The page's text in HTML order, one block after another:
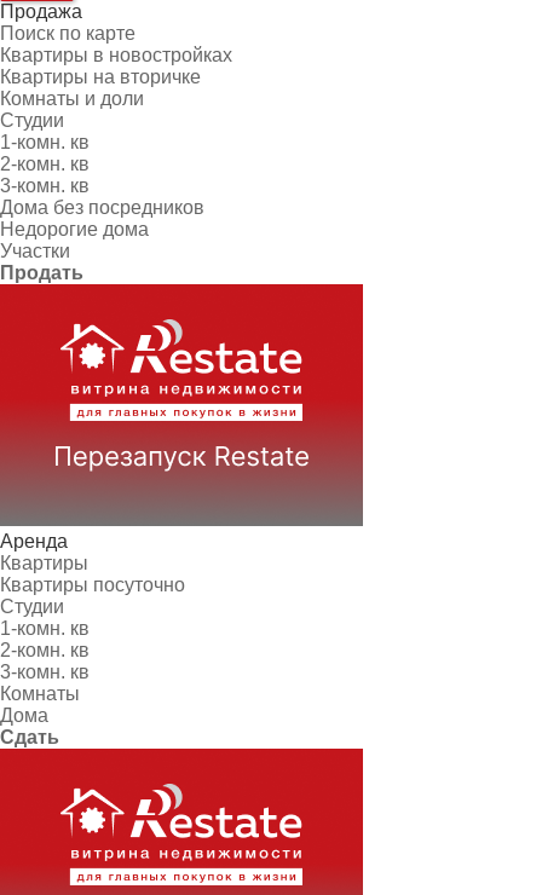
Продажа
Поиск по карте
Квартиры в новостройках
Квартиры на вторичке
Комнаты и доли
Студии
1-комн. кв
2-комн. кв
3-комн. кв
Дома без посредников
Недорогие дома
Участки
Продать
Аренда
Квартиры
Квартиры посуточно
Студии
1-комн. кв
2-комн. кв
3-комн. кв
Комнаты
Дома
Сдать